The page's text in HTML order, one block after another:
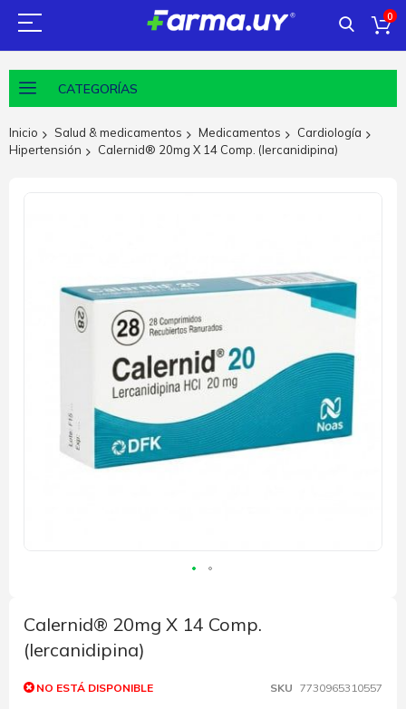
0
CATEGORÍAS
Inicio Salud & medicamentos Medicamentos
Cardiología
Hipertensión
Calernid® 20mg X 14 Comp. (lercanidipina)
imágenes
comienzo
de
la
de
imágenes
Calernid® 20mg X 14 Comp.
(lercanidipina)
NO ESTÁ DISPONIBLE SKU 7730965310557